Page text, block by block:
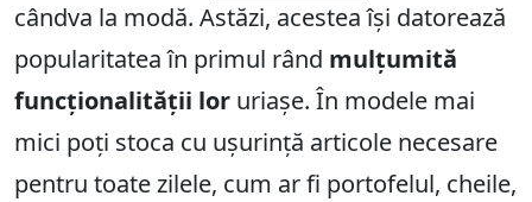
cândva la modă. Astăzi, acestea își datorează
popularitatea în primul rând mulțumită
funcționalității lor uriașe. În modele mai
mici poți stoca cu ușurință articole necesare
pentru toate zilele, cum ar fi portofelul, cheile,